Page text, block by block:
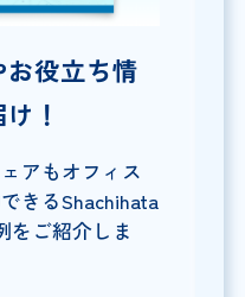
役立ち情
！
アもオフィス
きるShachihata
をご紹介しま